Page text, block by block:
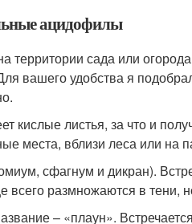
ацидофилы
территории сада или
вашего удобства я
кислые листья, за что и
места, вблизи леса или на
сфагнум и дикран).
всего размножаются в тени,
– «плаун».